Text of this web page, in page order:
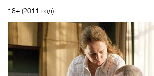
18+ (2011 год)